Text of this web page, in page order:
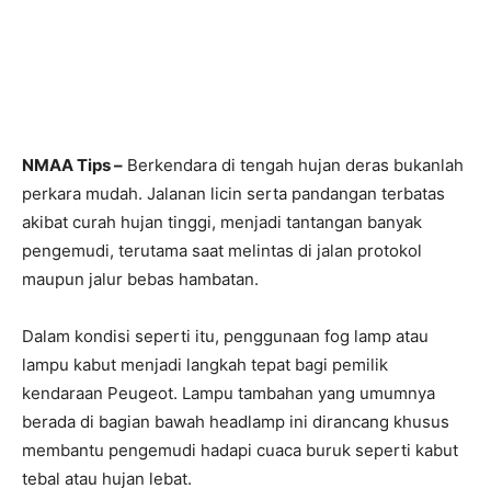
NMAA Tips – Berkendara di tengah hujan deras bukanlah
perkara mudah. Jalanan licin serta pandangan terbatas
akibat curah hujan tinggi, menjadi tantangan banyak
pengemudi, terutama saat melintas di jalan protokol
maupun jalur bebas hambatan.
Dalam kondisi seperti itu, penggunaan fog lamp atau
lampu kabut menjadi langkah tepat bagi pemilik
kendaraan Peugeot. Lampu tambahan yang umumnya
berada di bagian bawah headlamp ini dirancang khusus
membantu pengemudi hadapi cuaca buruk seperti kabut
tebal atau hujan lebat.